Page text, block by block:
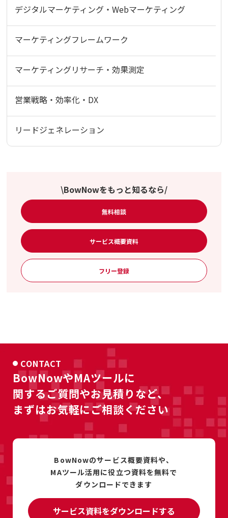
デジタルマーケティング・Webマーケティング
マーケティングフレームワーク
マーケティングリサーチ・効果測定
営業戦略・効率化・DX
リードジェネレーション
\BowNowをもっと知るなら/
無料相談
サービス概要資料
フリー登録
CONTACT
BowNowやMAツールに
関するご質問やお見積りなど、
まずはお気軽にご相談ください
BowNowのサービス概要資料や、
MAツール活用に役立つ資料を無料で
ダウンロードできます
サービス資料をダウンロードする